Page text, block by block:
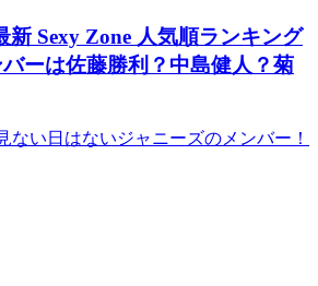
新 Sexy Zone 人気順ランキング
ーは佐藤勝利？中島健人？菊
ない日はないジャニーズのメンバー！